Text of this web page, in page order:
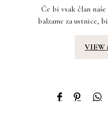
Če bi vsak član
balzame za ustnice,
VIEW